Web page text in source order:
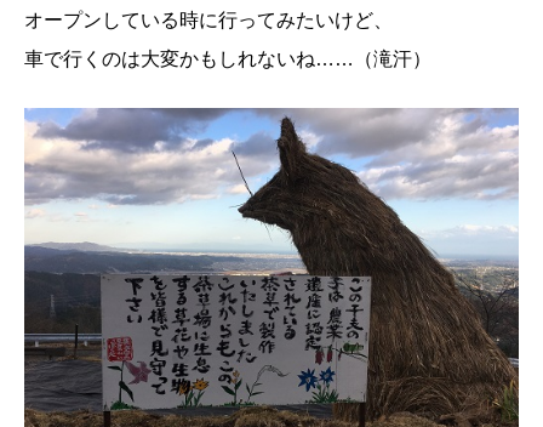
オープンしている時に行ってみたいけど、
車で行くのは大変かもしれないね……（滝汗）